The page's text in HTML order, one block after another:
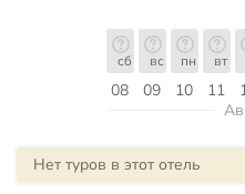
08
сб
09
вс
10
пн
11
вт
Нет туров в этот отель